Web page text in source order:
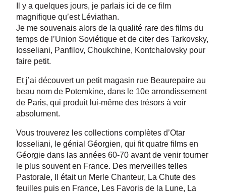
Il y a quelques jours, je parlais ici de ce film
magnifique qu’est Léviathan.
Je me souvenais alors de la qualité rare des films du
temps de l’Union Soviétique et de citer des Tarkovsky,
Iosseliani, Panfilov, Choukchine, Kontchalovsky pour
faire petit.
Et j’ai découvert un petit magasin rue Beaurepaire au
beau nom de Potemkine, dans le 10e arrondissement
de Paris, qui produit lui-même des trésors à voir
absolument.
Vous trouverez les collections complètes d’Otar
Iosseliani, le génial Géorgien, qui fit quatre films en
Géorgie dans las années 60-70 avant de venir tourner
le plus souvent en France. Des merveilles telles
Pastorale, Il était un Merle Chanteur, La Chute des
feuilles puis en France, Les Favoris de la Lune, La